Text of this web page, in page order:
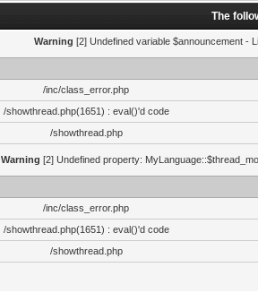
The
Warning [2] Undefined variable $announcement -
/inc/class_error.php
/showthread.php(1651) : eval()'d code
/showthread.php
Warning [2] Undefined property:
/inc/class_error.php
/showthread.php(1651) : eval()'d code
/showthread.php